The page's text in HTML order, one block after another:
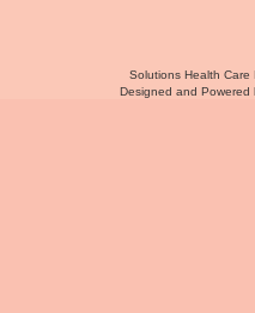
Solutions Health Care
Designed and